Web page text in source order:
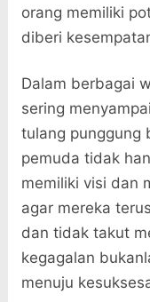
orang memiliki
diberi
Dalam berbagai
sering
tulang punggung
pemuda tidak
memiliki visi dan
agar mereka
dan tidak takut
kegagalan
menuju